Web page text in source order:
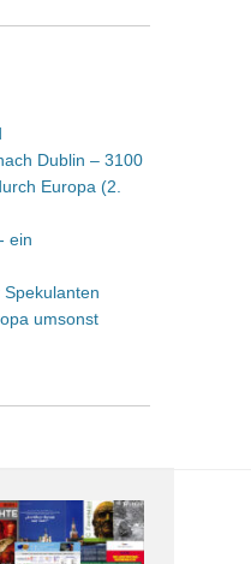
Dublin – 3100
Europa (2.
ein
umsonst